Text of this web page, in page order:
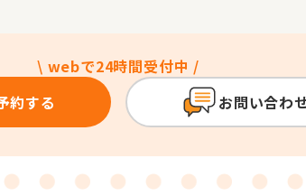
\ webで24時間受付中 /
約する
お問い合わ